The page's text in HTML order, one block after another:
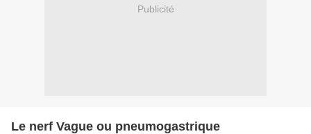
Publicité
Le nerf Vague ou pneumogastrique